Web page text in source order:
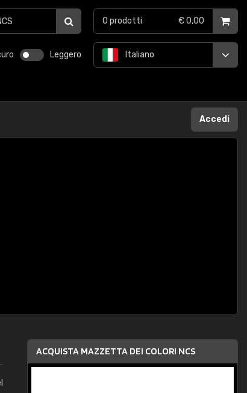
Leggero Italiano
0 prodotti € 0,00
Accedi
ACQUISTA MAZZETTA DEI COLORI NCS